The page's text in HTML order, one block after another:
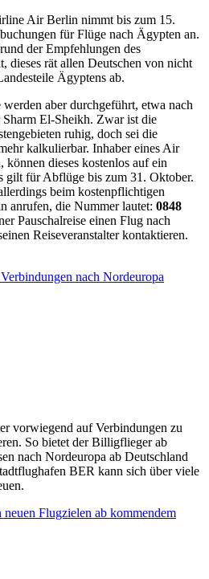
Air Berlin nimmt bis zum 15.
für Flüge nach Ägypten an.
der Empfehlungen des
dieses rät allen Deutschen von nicht
Ägyptens ab.
aber durchgeführt, etwa nach
El-Sheikh. Zwar ist die
ruhig, doch sei die
kalkulierbar. Inhaber eines Air
dieses kostenlos auf ein
gilt für Abflüge bis zum 31. Oktober.
beim kostenpflichtigen
anrufen, die Nummer lautet: 0848
Pauschalreise einen Flug nach
Reiseveranstalter kontaktieren.
nach Nordeuropa
vorwiegend auf Verbindungen zu
So bietet der Billigflieger ab
nach Nordeuropa ab Deutschland
BER kann sich über viele
Flugzielen ab kommendem